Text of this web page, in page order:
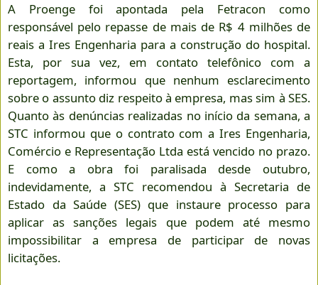
A Proenge foi apontada pela Fetracon como
responsável pelo repasse de mais de R$ 4 milhões de
reais a Ires Engenharia para a construção do hospital.
Esta, por sua vez, em contato telefônico com a
reportagem, informou que nenhum esclarecimento
sobre o assunto diz respeito à empresa, mas sim à SES.
Quanto às denúncias realizadas no início da semana, a
STC informou que o contrato com a Ires Engenharia,
Comércio e Representação Ltda está vencido no prazo.
E como a obra foi paralisada desde outubro,
indevidamente, a STC recomendou à Secretaria de
Estado da Saúde (SES) que instaure processo para
aplicar as sanções legais que podem até mesmo
impossibilitar a empresa de participar de novas
licitações.